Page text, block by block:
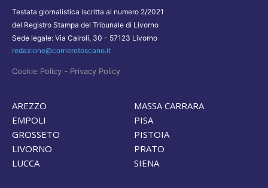
Testata giornalistica iscritta al numero 2/2021
del Registro Stampa del Tribunale di Livorno
Sede legale: Via Cairoli, 30 - 57123 Livorno
redazione@corrieretoscano.it
Cookie Policy - Privacy Policy
AREZZO
EMPOLI
GROSSETO
LIVORNO
LUCCA
MASSA CARRARA
PISA
PISTOIA
PRATO
SIENA